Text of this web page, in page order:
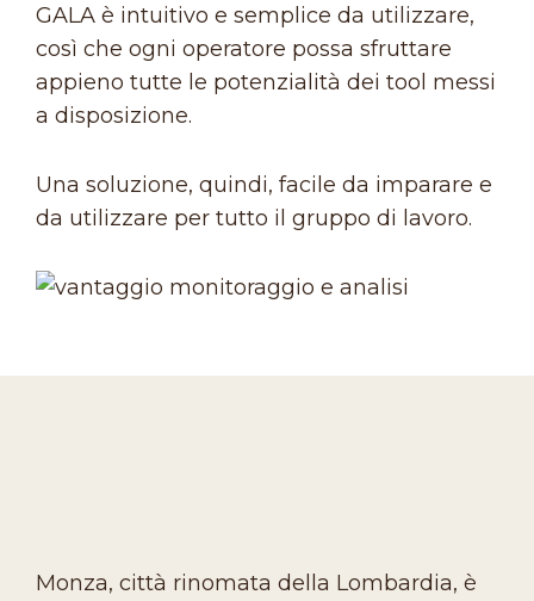
GALA è intuitivo e semplice da utilizzare,
così che ogni operatore possa sfruttare
appieno tutte le potenzialità dei tool messi
a disposizione.
Una soluzione, quindi, facile da imparare e
da utilizzare per tutto il gruppo di lavoro.
Monza, città rinomata della Lombardia, è